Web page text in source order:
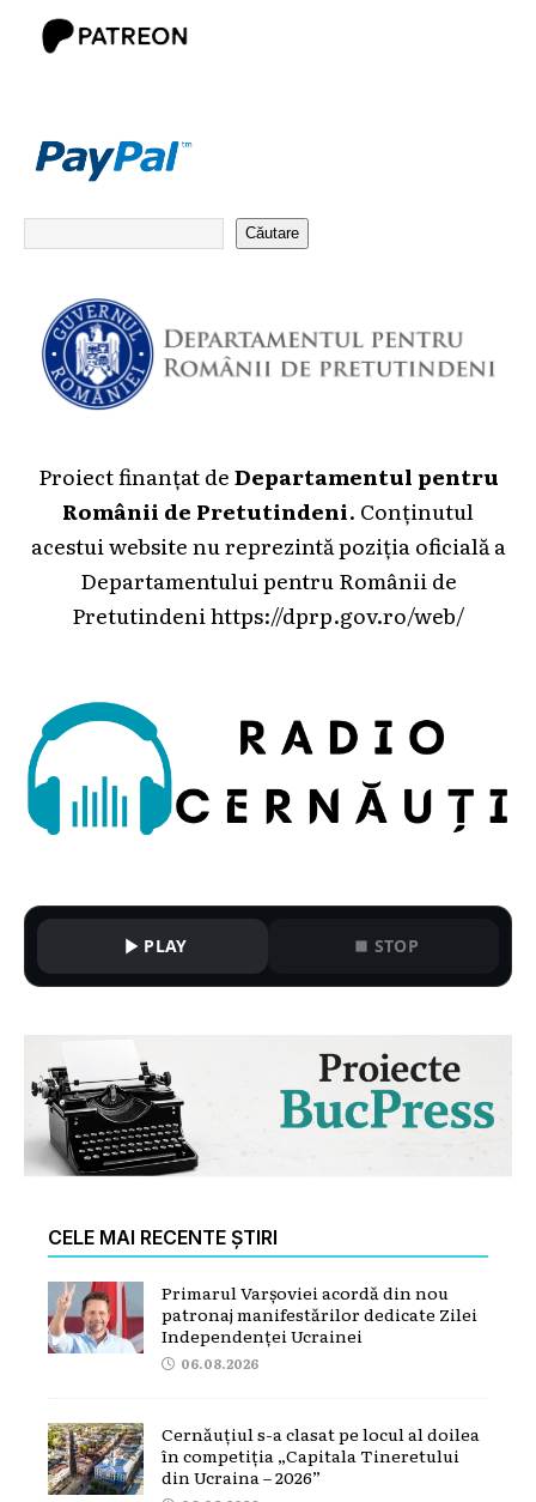
Căutare
Proiect finanțat deDepartamentul pentru
Românii de Pretutindeni. Conținutul
acestui website nu reprezintă poziția oficială a
Departamentului pentru Românii de
Pretutindeni https://dprp.gov.ro/web/
PLAY STOP
CELE MAI RECENTE ȘTIRI
Primarul Varșoviei acordă din nou
patronaj manifestărilor dedicate Zilei
Independenței Ucrainei
06.08.2026
Cernăuțiul s-a clasat pe locul al doilea
în competiția „Capitala Tineretului
din Ucraina – 2026”